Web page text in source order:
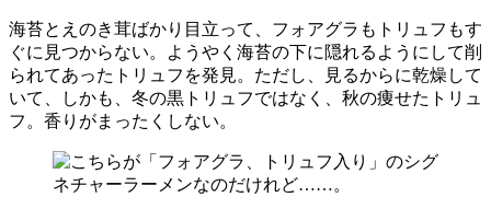
海苔とえのき茸ばかり目立って、フォアグラもトリュフもす
ぐに見つからない。ようやく海苔の下に隠れるようにして削
られてあったトリュフを発見。ただし、見るからに乾燥して
いて、しかも、冬の黒トリュフではなく、秋の痩せたトリュ
フ。香りがまったくしない。